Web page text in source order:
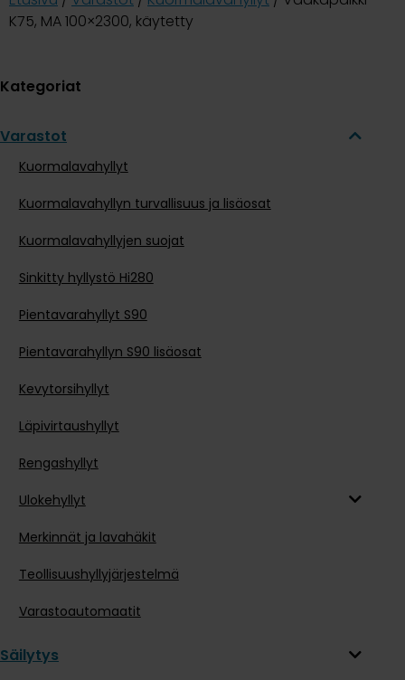
K75, MA 100×2300, käytetty
Kategoriat
Varastot
Kuormalavahyllyt
Kuormalavahyllyn turvallisuus ja lisäosat
Kuormalavahyllyjen suojat
Sinkitty hyllystö Hi280
Pientavarahyllyt S90
Pientavarahyllyn S90 lisäosat
Kevytorsihyllyt
Läpivirtaushyllyt
Rengashyllyt
Ulokehyllyt
Merkinnät ja lavahäkit
Teollisuushyllyjärjestelmä
Varastoautomaatit
Säilytys